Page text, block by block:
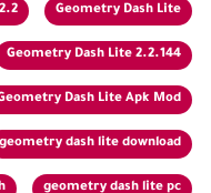
Geometry Dash Lite
Geometry Dash Lite 2.2.144
Dash Lite Apk Mod
geometry dash lite download
geometry dash lite pc